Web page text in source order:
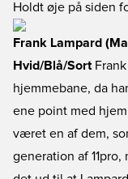
Holdt øje på siden
Frank Lampard
Hvid/Blå/Sort
hjemmebane, da
ene point med
været en af dem,
generation af